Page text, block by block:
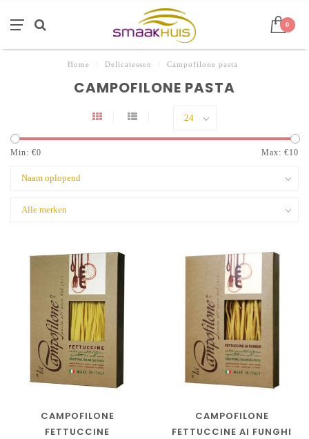
0
Home Delicatessen Campofilone pasta
CAMPOFILONE PASTA
Min: €0 Max: €10
CAMPOFILONE
FETTUCCINE
CAMPOFILONE
FETTUCCINE AI FUNGHI